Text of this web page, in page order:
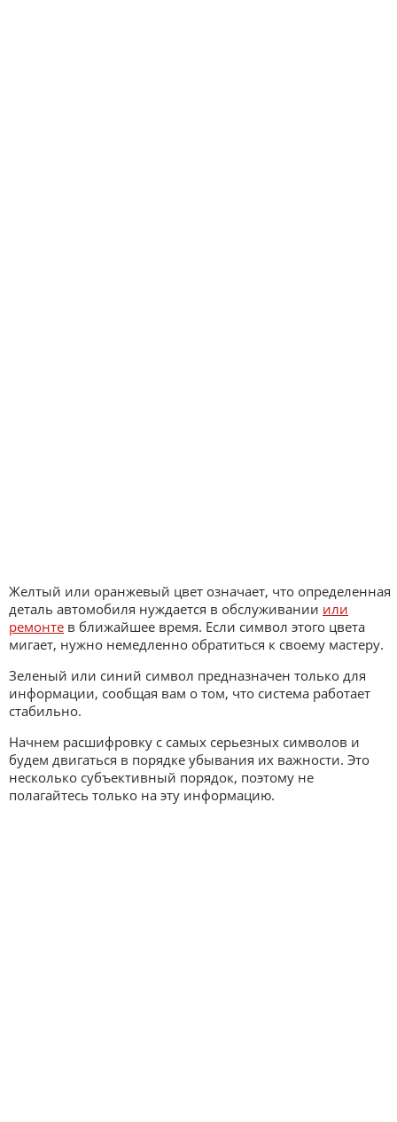
Желтый или оранжевый цвет означает, что определенная
деталь автомобиля нуждается в обслуживании или
ремонте в ближайшее время. Если символ этого цвета
мигает, нужно немедленно обратиться к своему мастеру.
Зеленый или синий символ предназначен только для
информации, сообщая вам о том, что система работает
стабильно.
Начнем расшифровку с самых серьезных символов и
будем двигаться в порядке убывания их важности. Это
несколько субъективный порядок, поэтому не
полагайтесь только на эту информацию.